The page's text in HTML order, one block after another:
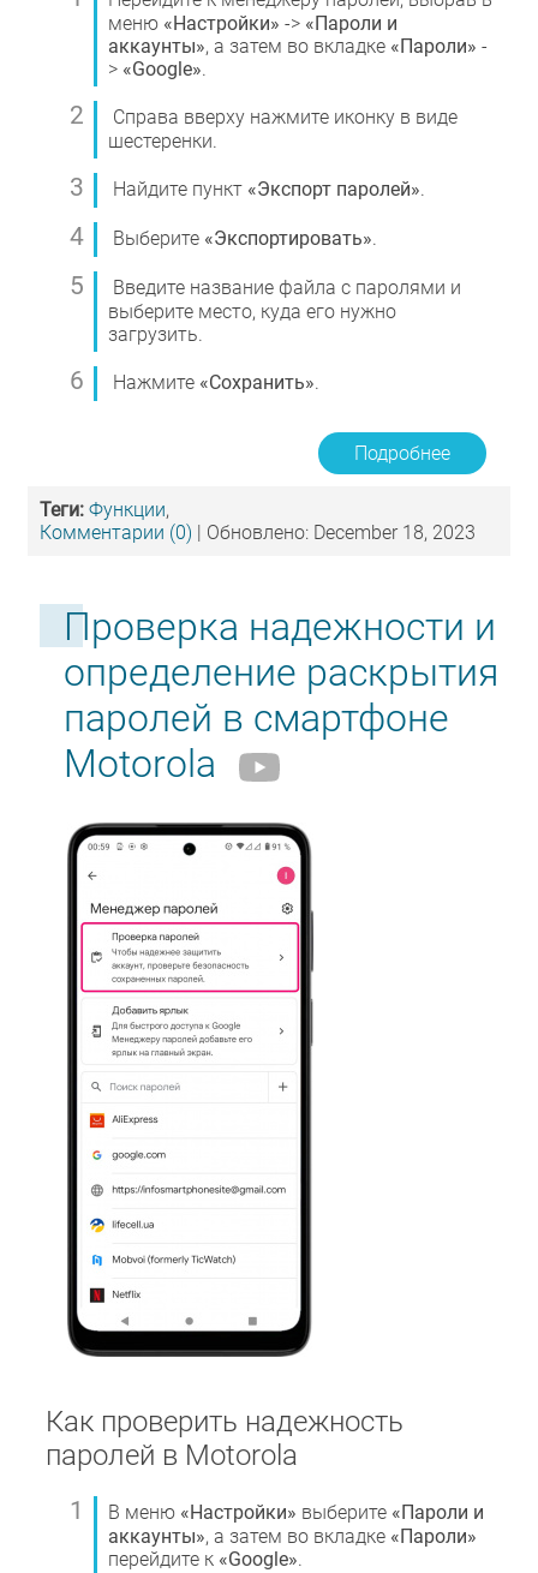
меню «Настройки» -> «Пароли и
аккаунты», а затем во вкладке «Пароли» -
> «Google».
Справа вверху нажмите иконку в виде
шестеренки.
Найдите пункт «Экспорт паролей».
Выберите «Экспортировать».
Введите название файла с паролями и
выберите место, куда его нужно
загрузить.
Нажмите «Сохранить».
Подробнее
Теги: Функции,
Комментарии (0) | Обновлено: December 18, 2023
Проверка надежности и
определение раскрытия
паролей в смартфоне
Motorola
Как проверить надежность
паролей в Motorola
В меню «Настройки» выберите «Пароли и
аккаунты», а затем во вкладке «Пароли»
перейдите к «Google».